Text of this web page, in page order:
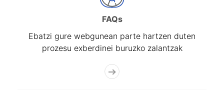
FAQs
Ebatzi gure webgunean parte hartzen duten
prozesu exberdinei buruzko zalantzak